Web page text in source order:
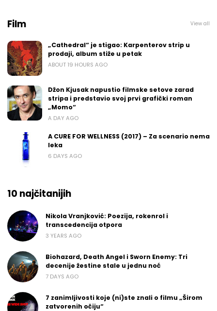
Film View all
„Cathedral“ je stigao: Karpenterov strip u
prodaji, album stiže u petak
ABOUT 19 HOURS AGO
Džon Kjusak napustio filmske setove zarad
stripa i predstavio svoj prvi grafički roman
„Momo“
A DAY AGO
A CURE FOR WELLNESS (2017) – Za scenario nema
leka
6 DAYS AGO
10 najčitanijih
Nikola Vranjković: Poezija, rokenrol i
transcedencija otpora
3 YEARS AGO
Biohazard, Death Angel i Sworn Enemy: Tri
decenije žestine stale u jednu noć
7 DAYS AGO
7 zanimljivosti koje (ni)ste znali o filmu „Širom
zatvorenih očiju“